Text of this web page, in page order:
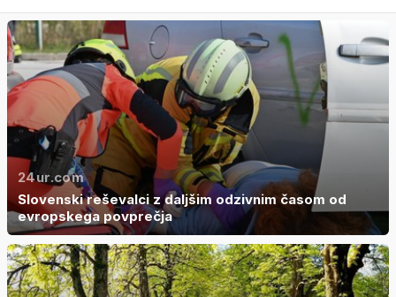
24ur.com
Slovenski reševalci z daljšim odzivnim časom od
evropskega povprečja